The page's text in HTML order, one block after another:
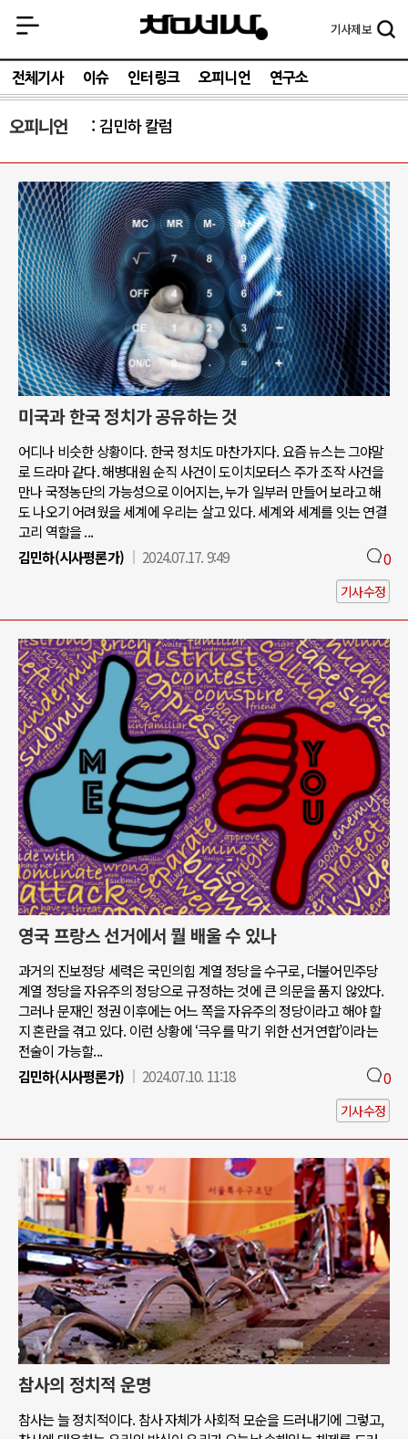
기사제보
전체기사 이슈 인터링크 오피니언 연구소
오피니언 김민하 칼럼
미국과 한국 정치가 공유하는 것
어디나 비슷한 상황이다. 한국 정치도 마찬가지다. 요즘 뉴스는 그야말
로 드라마 같다. 해병대원 순직 사건이 도이치모터스 주가 조작 사건을
만나 국정농단의 가능성으로 이어지는, 누가 일부러 만들어 보라고 해
도 나오기 어려웠을 세계에 우리는 살고 있다. 세계와 세계를 잇는 연결
고리 역할을 ...
김민하(시사평론가)
2024.07.17. 9:49 0
기사수정
영국 프랑스 선거에서 뭘 배울 수 있나
과거의 진보정당 세력은 국민의힘 계열 정당을 수구로, 더불어민주당
계열 정당을 자유주의 정당으로 규정하는 것에 큰 의문을 품지 않았다.
그러나 문재인 정권 이후에는 어느 쪽을 자유주의 정당이라고 해야 할
지 혼란을 겪고 있다. 이런 상황에 ‘극우를 막기 위한 선거연합’이라는
전술이 가능할...
김민하(시사평론가)
2024.07.10. 11:18 0
기사수정
참사의 정치적 운명
참사는 늘 정치적이다. 참사 자체가 사회적 모순을 드러내기에 그렇고,